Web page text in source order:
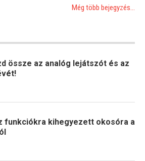
Még több bejegyzés...
össze az analóg lejátszót és az
funkciókra kihegyezett okosóra a